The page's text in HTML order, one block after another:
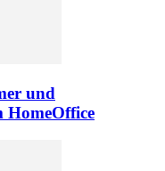
und
HomeOffice